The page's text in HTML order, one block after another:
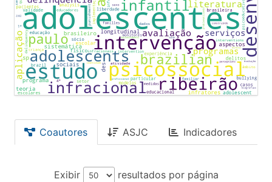
Coautores ASJC Indicadores
Exibir
resultados por página